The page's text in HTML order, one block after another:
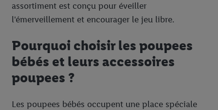
assortiment est conçu pour éveiller
l'émerveillement et encourager le jeu libre.
Pourquoi choisir les poupees
bébés et leurs accessoires
poupees ?
Les poupees bébés occupent une place spéciale